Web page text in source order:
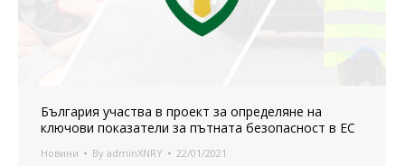
България участва в проект за определяне на
ключови показатели за пътната безопасност в ЕС
Новини By adminXNRY 22/01/2021